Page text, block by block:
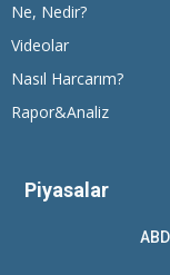
Ne, Nedir?
Videolar
Nasıl Harcarım?
Rapor&Analiz
Piyasalar